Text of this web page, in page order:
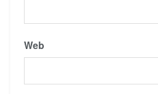
Web